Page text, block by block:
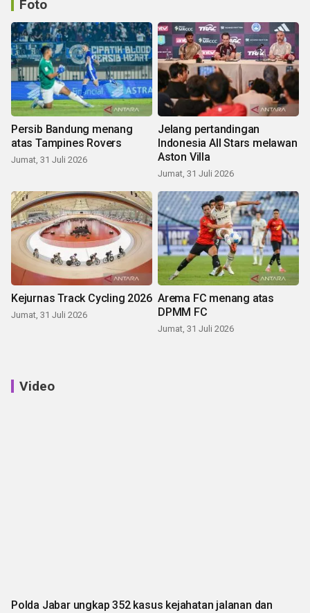
Foto
Persib Bandung menang
atas Tampines Rovers
Jumat, 31 Juli 2026
Jelang pertandingan
Indonesia All Stars melawan
Aston Villa
Jumat, 31 Juli 2026
Kejurnas Track Cycling 2026
Jumat, 31 Juli 2026
Arema FC menang atas
DPMM FC
Jumat, 31 Juli 2026
Video
Polda Jabar ungkap 352 kasus kejahatan jalanan dan